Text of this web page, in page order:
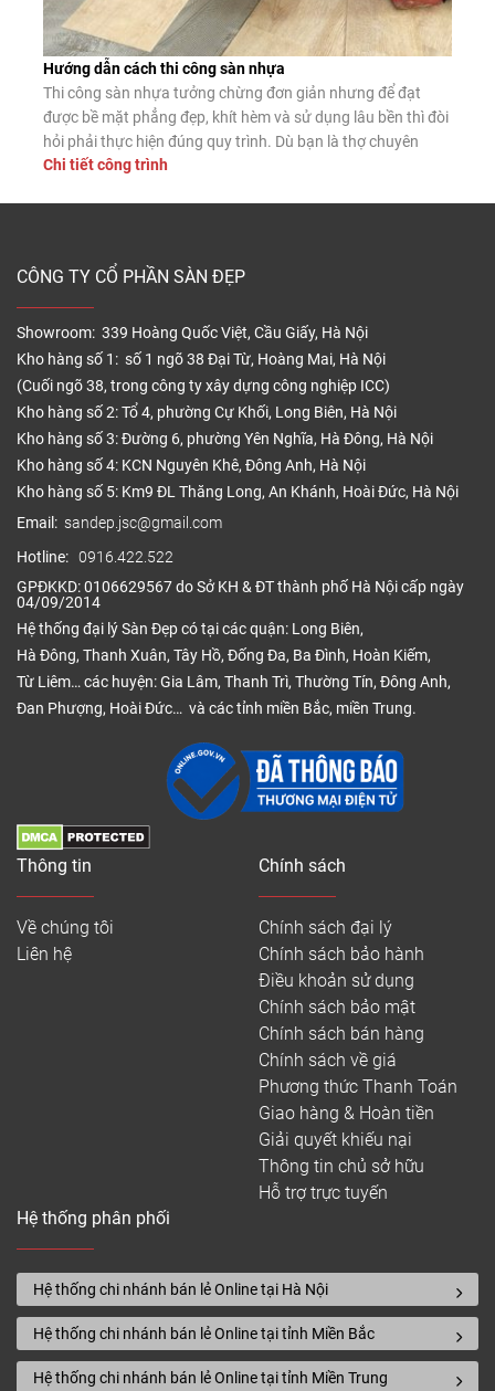
Hướng dẫn cách thi công sàn nhựa
Thi công sàn nhựa tưởng chừng đơn giản nhưng để đạt
được bề mặt phẳng đẹp, khít hèm và sử dụng lâu bền thì đòi
hỏi phải thực hiện đúng quy trình. Dù bạn là thợ chuyên
nghiệp hay tự lát tại nhà, nắm vững các bước lắp đặt chuẩn
Chi tiết công trình
CÔNG TY CỔ PHẦN SÀN ĐẸP
Showroom: 339 Hoàng Quốc Việt, Cầu Giấy, Hà Nội
Kho hàng số 1: số 1 ngõ 38 Đại Từ, Hoàng Mai, Hà Nội
(Cuối ngõ 38, trong công ty xây dựng công nghiệp ICC)
Kho hàng số 2: Tổ 4, phường Cự Khối, Long Biên, Hà Nội
Kho hàng số 3: Đường 6, phường Yên Nghĩa, Hà Đông, Hà Nội
Kho hàng số 4: KCN Nguyên Khê, Đông Anh, Hà Nội
Kho hàng số 5: Km9 ĐL Thăng Long, An Khánh, Hoài Đức, Hà Nội
Email: sandep.jsc@gmail.com
Hotline: 0916.422.522
GPĐKKD: 0106629567 do Sở KH & ĐT thành phố Hà Nội cấp ngày
04/09/2014
Hệ thống đại lý Sàn Đẹp có tại các quận: Long Biên,
Hà Đông, Thanh Xuân, Tây Hồ, Đống Đa, Ba Đình, Hoàn Kiếm,
Từ Liêm… các huyện: Gia Lâm, Thanh Trì, Thường Tín, Đông Anh,
Đan Phượng, Hoài Đức… và các tỉnh miền Bắc, miền Trung.
Thông tin
Về chúng tôi
Liên hệ
Chính sách
Chính sách đại lý
Chính sách bảo hành
Điều khoản sử dụng
Chính sách bảo mật
Chính sách bán hàng
Chính sách về giá
Phương thức Thanh Toán
Giao hàng & Hoàn tiền
Giải quyết khiếu nại
Thông tin chủ sở hữu
Hỗ trợ trực tuyến
Hệ thống phân phối
Hệ thống chi nhánh bán lẻ Online tại Hà Nội
Hệ thống chi nhánh bán lẻ Online tại tỉnh Miền Bắc
Hệ thống chi nhánh bán lẻ Online tại tỉnh Miền Trung